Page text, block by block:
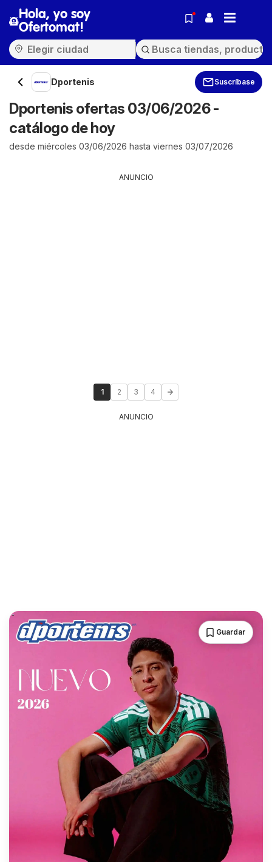
Hola, yo soy
Ofertomat!
Dportenis Suscríbase
Dportenis ofertas 03/06/2026 -
catálogo de hoy
desde miércoles 03/06/2026 hasta viernes 03/07/2026
ANUNCIO
1 2 3 4
ANUNCIO
Guardar